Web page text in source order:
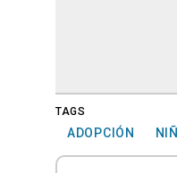
TAGS
ADOPCIÓN